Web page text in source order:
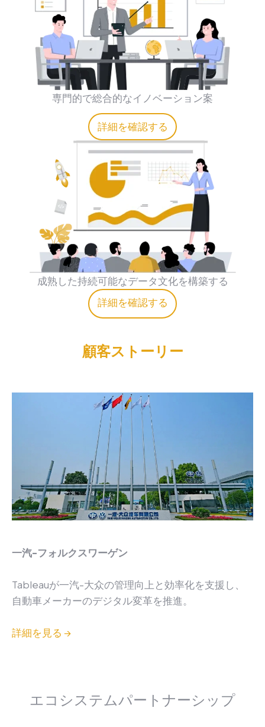
専門的で総合的なイノベーション案
詳細を確認する
成熟した持続可能なデータ文化を構築する
詳細を確認する
顧客ストーリー
一汽-フォルクスワーゲン
Tableauが一汽-大众の管理向上と効率化を支援し、
自動車メーカーのデジタル変革を推進。
詳細を見る →
エコシステムパートナーシップ